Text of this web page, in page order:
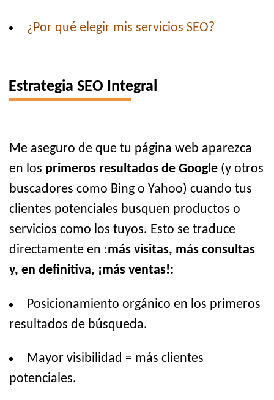
¿Por qué elegir mis servicios SEO?
Estrategia SEO Integral
Me aseguro de que tu página web aparezca
en los primeros resultados de Google (y otros
buscadores como Bing o Yahoo) cuando tus
clientes potenciales busquen productos o
servicios como los tuyos. Esto se traduce
directamente en :más visitas, más consultas
y, en definitiva, ¡más ventas!:
Posicionamiento orgánico en los primeros
resultados de búsqueda.
Mayor visibilidad = más clientes
potenciales.